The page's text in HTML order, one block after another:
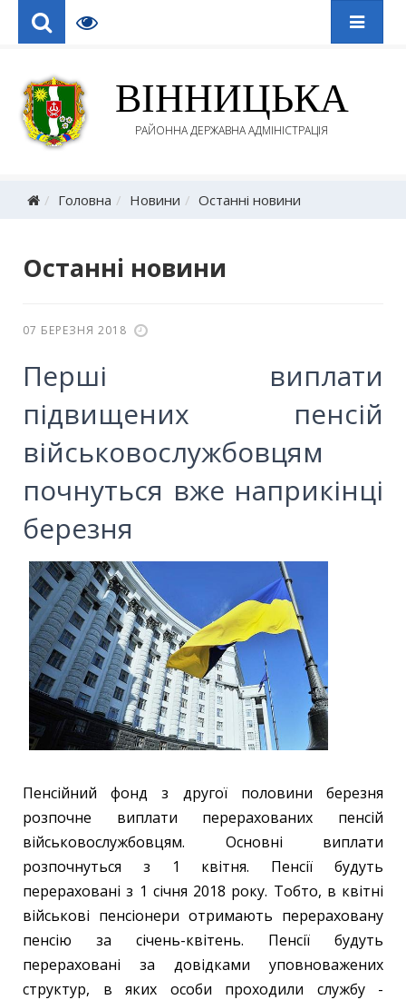
ВІННИЦЬКА
РАЙОННА ДЕРЖАВНА АДМІНІСТРАЦІЯ
Головна Новини Останні новини
Останні новини
07 БЕРЕЗНЯ 2018
Перші виплати
підвищених пенсій
військовослужбовцям
почнуться вже наприкінці
березня
Пенсійний фонд з другої половини березня
розпочне виплати перерахованих пенсій
військовослужбовцям. Основні виплати
розпочнуться з 1 квітня. Пенсії будуть
перераховані з 1 січня 2018 року. Тобто, в квітні
військові пенсіонери отримають перераховану
пенсію за січень-квітень. Пенсії будуть
перераховані за довідками уповноважених
структур, в яких особи проходили службу -